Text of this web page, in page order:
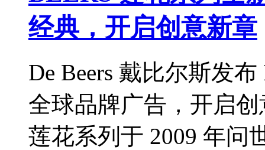
经典，开启创意新章
De Beers 戴比尔斯发
全球品牌广告，开启创
莲花系列于 2009 年问